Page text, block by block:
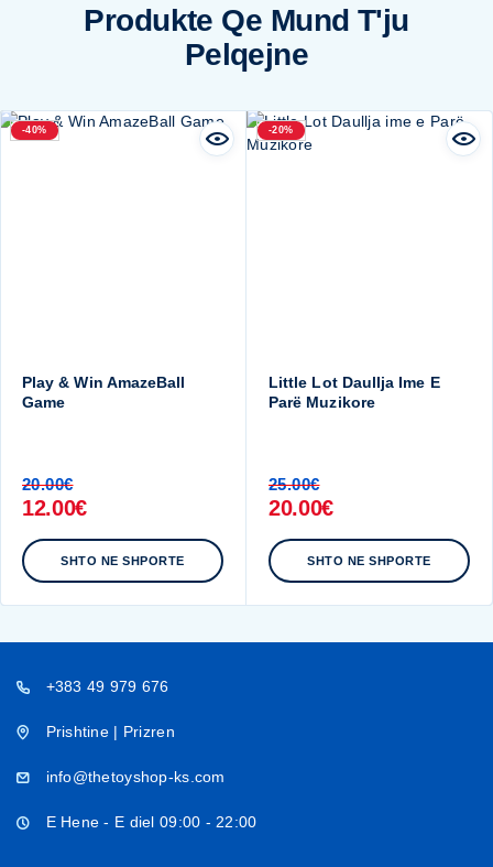
Produkte Qe Mund T'ju
Pelqejne
-40%
Play & Win AmazeBall
Game
20.00€
12.00€
SHTO NE SHPORTE
-20%
Little Lot Daullja Ime E
Parë Muzikore
25.00€
20.00€
SHTO NE SHPORTE
+383 49 979 676
Prishtine | Prizren
info@thetoyshop-ks.com
E Hene - E diel 09:00 - 22:00